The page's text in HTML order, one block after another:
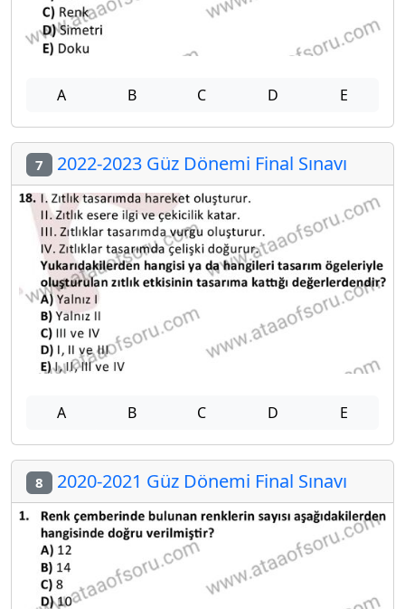
A B C D E
7 2022-2023 Güz Dönemi Final Sınavı
A B C D E
8 2020-2021 Güz Dönemi Final Sınavı